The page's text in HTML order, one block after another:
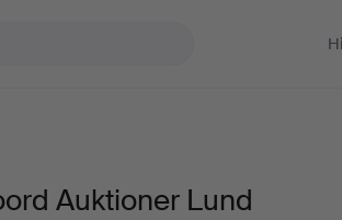
Auktioner Lund